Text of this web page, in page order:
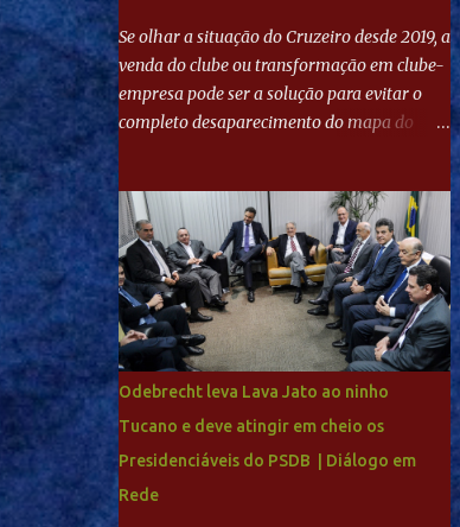
Se olhar a situação do Cruzeiro desde 2019, a
venda do clube ou transformação em clube-
empresa pode ser a solução para evitar o
completo desaparecimento do mapa do
de milhões agora seja mercantil. Segundo
apuração da Itatiaia, Fenômeno comprou
90% das ações por R$ 400 milhões. Aporte
feito imediatamente para pagamento de
dívidas emergenciais e investimentos no
departamento de futebol. O projeto
apresentado para a recuperação do
Ronaldo sendo solidário à dívida de R$ 1
bilhão a partir de agora, mais o peso que o
ex-atacante tem no mundo do futebol, além
Odebrecht leva Lava Jato ao ninho
Tucano e deve atingir em cheio os
Presidenciáveis do PSDB | Diálogo em
Rede